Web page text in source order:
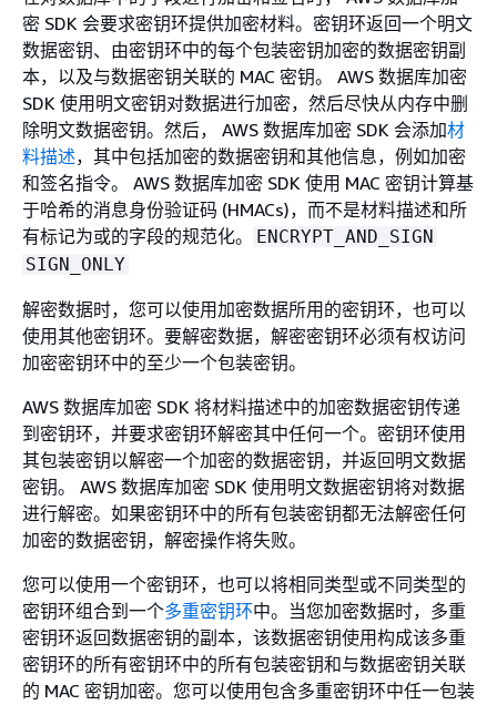
密 SDK 会要求密钥环提供加密材料。密钥环返回一个明文
数据密钥、由密钥环中的每个包装密钥加密的数据密钥副
本，以及与数据密钥关联的 MAC 密钥。 AWS 数据库加密
SDK 使用明文密钥对数据进行加密，然后尽快从内存中删
除明文数据密钥。然后， AWS 数据库加密 SDK 会添加材
料描述，其中包括加密的数据密钥和其他信息，例如加密
和签名指令。 AWS 数据库加密 SDK 使用 MAC 密钥计算基
于哈希的消息身份验证码 (HMACs)，而不是材料描述和所
有标记为或的字段的规范化。
ENCRYPT_AND_SIGN
SIGN_ONLY
解密数据时，您可以使用加密数据所用的密钥环，也可以
使用其他密钥环。要解密数据，解密密钥环必须有权访问
加密密钥环中的至少一个包装密钥。
AWS 数据库加密 SDK 将材料描述中的加密数据密钥传递
到密钥环，并要求密钥环解密其中任何一个。密钥环使用
其包装密钥以解密一个加密的数据密钥，并返回明文数据
密钥。 AWS 数据库加密 SDK 使用明文数据密钥将对数据
进行解密。如果密钥环中的所有包装密钥都无法解密任何
加密的数据密钥，解密操作将失败。
您可以使用一个密钥环，也可以将相同类型或不同类型的
密钥环组合到一个多重密钥环中。当您加密数据时，多重
密钥环返回数据密钥的副本，该数据密钥使用构成该多重
密钥环的所有密钥环中的所有包装密钥和与数据密钥关联
的 MAC 密钥加密。您可以使用包含多重密钥环中任一包装